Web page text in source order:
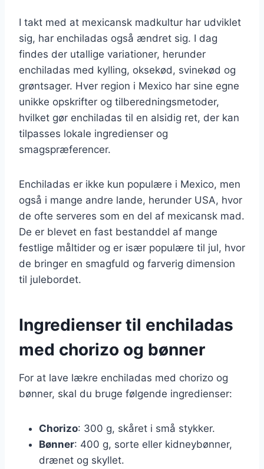
I takt med at mexicansk madkultur har udviklet
sig, har enchiladas også ændret sig. I dag
findes der utallige variationer, herunder
enchiladas med kylling, oksekød, svinekød og
grøntsager. Hver region i Mexico har sine egne
unikke opskrifter og tilberedningsmetoder,
hvilket gør enchiladas til en alsidig ret, der kan
tilpasses lokale ingredienser og
smagspræferencer.
Enchiladas er ikke kun populære i Mexico, men
også i mange andre lande, herunder USA, hvor
de ofte serveres som en del af mexicansk mad.
De er blevet en fast bestanddel af mange
festlige måltider og er især populære til jul, hvor
de bringer en smagfuld og farverig dimension
til julebordet.
Ingredienser til enchiladas
med chorizo og bønner
For at lave lækre enchiladas med chorizo og
bønner, skal du bruge følgende ingredienser:
Chorizo: 300 g, skåret i små stykker.
Bønner: 400 g, sorte eller kidneybønner,
drænet og skyllet.